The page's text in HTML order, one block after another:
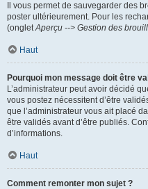
Il vous permet de sauvegarder des
poster ultérieurement. Pour les
(ongletAperçu --> Gestion des
Haut
Pourquoi mon message doit être
L’administrateur peut avoir décidé
vous postez nécessitent d’être
que l’administrateur vous ait placé
être validés avant d’être publiés.
d’informations.
Haut
Comment remonter mon sujet ?